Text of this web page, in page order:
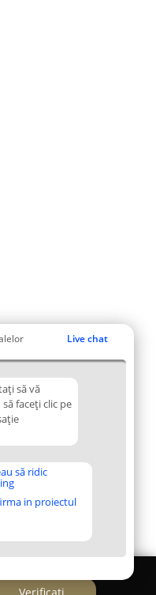
Live chat
să vă
faceți clic pe
să ridic
in proiectul
Verificați